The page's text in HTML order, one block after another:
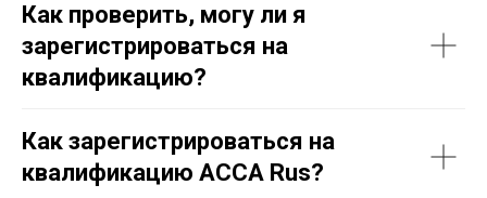
Как проверить, могу ли я
зарегистрироваться на
квалификацию?
Как зарегистрироваться на
квалификацию ACCA Rus?